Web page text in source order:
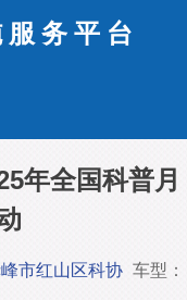
务平台
年全国科普月
市红山区科协 车型：